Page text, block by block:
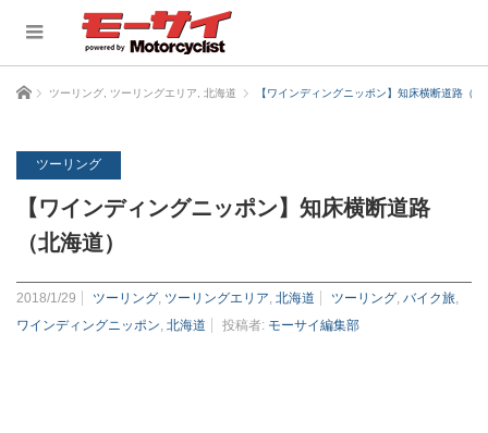
ホーム ツーリング ツーリングエリア 北海道 【ワインディングニッポン】知床横断道路（北
ツーリング
【ワインディングニッポン】知床横断道路
（北海道）
2018/1/29 ツーリング ツーリングエリア 北海道 ツーリング バイク旅
ワインディングニッポン 北海道 投稿者: モーサイ編集部